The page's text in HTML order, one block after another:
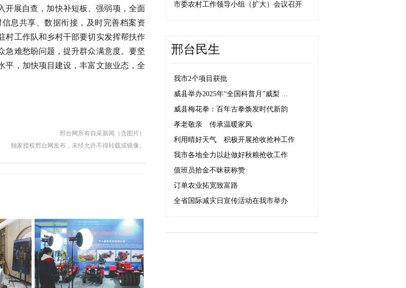
开展自查，加快补短板、强弱项，全面
息共享、数据衔接，及时完善档案资
村工作队和乡村干部要切实发挥帮扶作
急难愁盼问题，提升群众满意度。要坚
平，加快项目建设，丰富文旅业态，全
邢台网所有自采新闻（含图片）
独家授权邢台网发布，未经允许不得转载或镜像。
市委农村工作领导小组（扩大）会议召开
邢台民生
我市2个项目获批
威县举办2025年“全国科普月”威梨 ...
威县梅花拳：百年古拳焕发时代新韵
孝老敬亲 传承温暖家风
利用晴好天气 积极开展抢收抢种工作
我市各地全力以赴做好秋粮抢收工作
值班员拾金不昧获称赞
订单农业拓宽致富路
全省国际减灾日宣传活动在我市举办